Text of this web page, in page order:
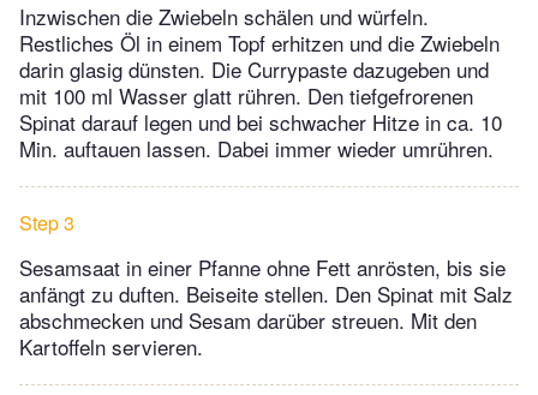
Inzwischen die Zwiebeln schälen und würfeln.
Restliches Öl in einem Topf erhitzen und die Zwiebeln
darin glasig dünsten. Die Currypaste dazugeben und
mit 100 ml Wasser glatt rühren. Den tiefgefrorenen
Spinat darauf legen und bei schwacher Hitze in ca. 10
Min. auftauen lassen. Dabei immer wieder umrühren.
Step 3
Sesamsaat in einer Pfanne ohne Fett anrösten, bis sie
anfängt zu duften. Beiseite stellen. Den Spinat mit Salz
abschmecken und Sesam darüber streuen. Mit den
Kartoffeln servieren.